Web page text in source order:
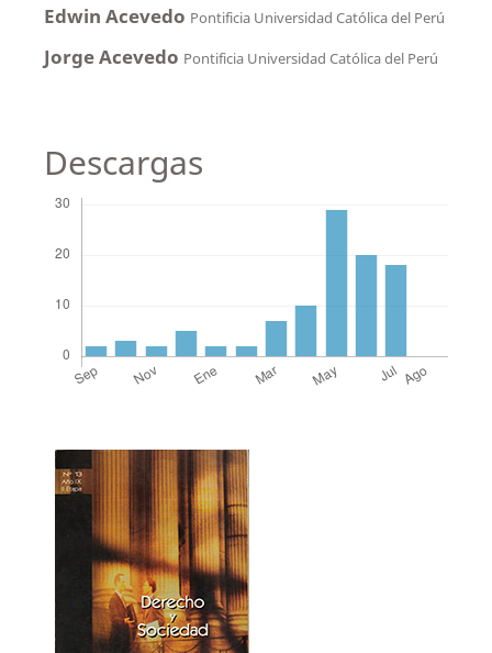
Edwin Acevedo Pontificia Universidad Católica del Perú
Jorge Acevedo Pontificia Universidad Católica del Perú
Descargas